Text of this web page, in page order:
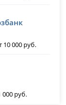
10 000 руб.
000 руб.